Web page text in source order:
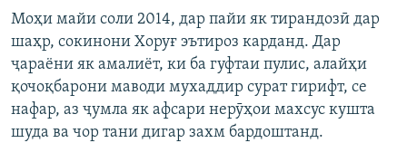
Моҳи майи соли 2014, дар пайи як тирандозӣ дар
шаҳр, сокинони Хоруғ эътироз карданд. Дар
ҷараёни як амалиёт, ки ба гуфтаи пулис, алайҳи
қочоқбарони маводи мухаддир сурат гирифт, се
нафар, аз ҷумла як афсари нерӯҳои махсус кушта
шуда ва чор тани дигар захм бардоштанд.